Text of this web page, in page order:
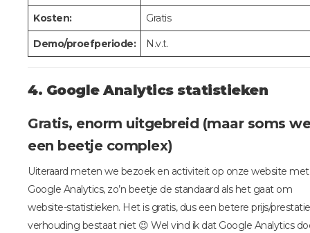
Kosten: Gratis
Demo/proefperiode: N.v.t.
4. Google Analytics statistieken
Gratis, enorm uitgebreid (maar soms
een beetje complex)
Uiteraard meten we bezoek en activiteit op onze website met
Google Analytics, zo’n beetje de standaard als het gaat om
website-statistieken. Het is gratis, dus een betere prijs/
verhouding bestaat niet 😉 Wel vind ik dat Google Analytics